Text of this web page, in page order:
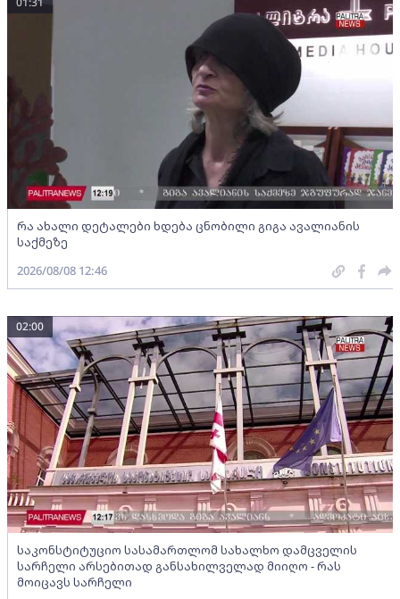
რა ახალი დეტალები ხდება ცნობილი გიგა ავალიანის
საქმეზე
2026/08/08 12:46
საკონსტიტუციო სასამართლომ სახალხო დამცველის
სარჩელი არსებითად განსახილველად მიიღო - რას
მოიცავს სარჩელი
02:00